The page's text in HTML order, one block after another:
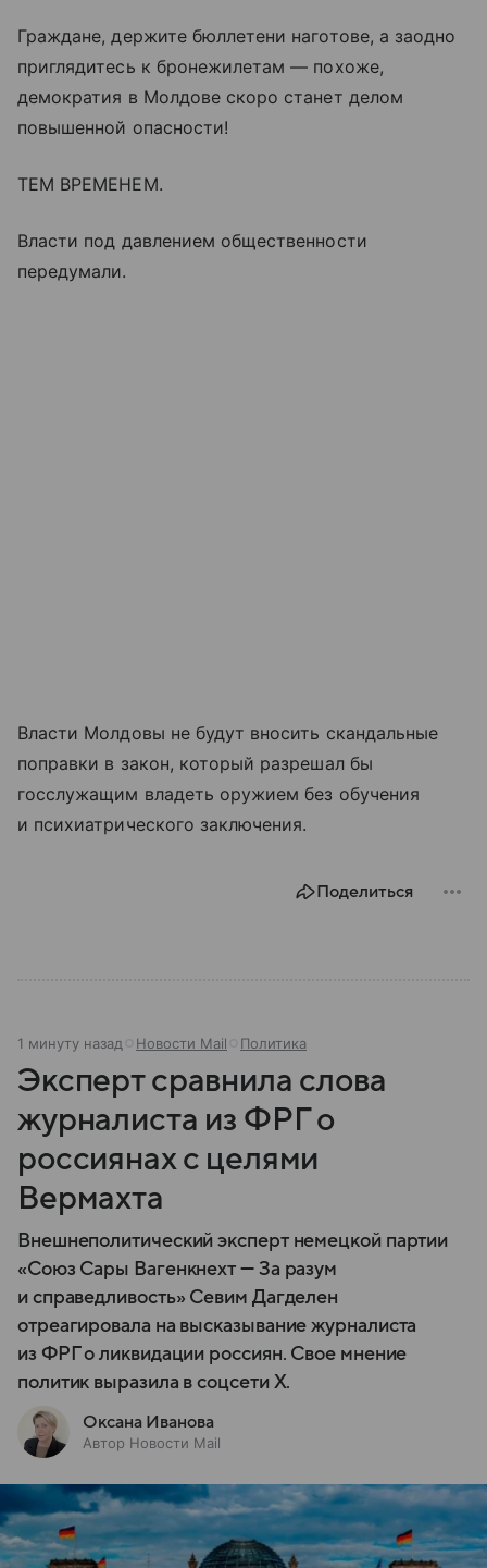
Граждане, держите бюллетени наготове, а заодно
приглядитесь к бронежилетам — похоже,
демократия в Молдове скоро станет делом
повышенной опасности!
ТЕМ ВРЕМЕНЕМ.
Власти под давлением общественности
передумали.
Власти Молдовы не будут вносить скандальные
поправки в закон, который разрешал бы
госслужащим владеть оружием без обучения
и психиатрического заключения.
Поделиться
1 минуту назад Новости Mail Политика
Эксперт сравнила слова
журналиста из ФРГ о
россиянах с целями
Вермахта
Внешнеполитический эксперт немецкой партии
«Союз Сары Вагенкнехт — За разум
и справедливость» Севим Дагделен
отреагировала на высказывание журналиста
из ФРГ о ликвидации россиян. Свое мнение
политик выразила в соцсети X.
Оксана Иванова
Автор Новости Mail